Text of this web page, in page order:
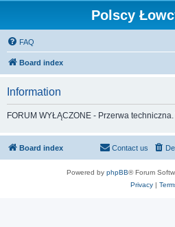
Polscy
FAQ
Board index
Information
FORUM WYŁĄCZONE - Przerwa
Board index Contact us
Powered by phpBB® Forum
Privacy|